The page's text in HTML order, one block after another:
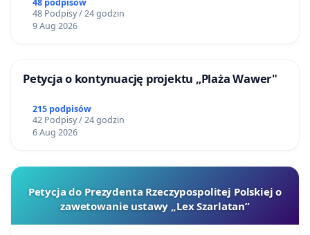
Stawów i na Lotnisku Muchowiec
48 podpisów
48 Podpisy / 24 godzin
9 Aug 2026
Petycja o kontynuację projektu „Plaża Wawer"
215 podpisów
42 Podpisy / 24 godzin
6 Aug 2026
Petycja do Prezydenta Rzeczypospolitej Polskiej o
zawetowanie ustawy „Lex Szarlatan”